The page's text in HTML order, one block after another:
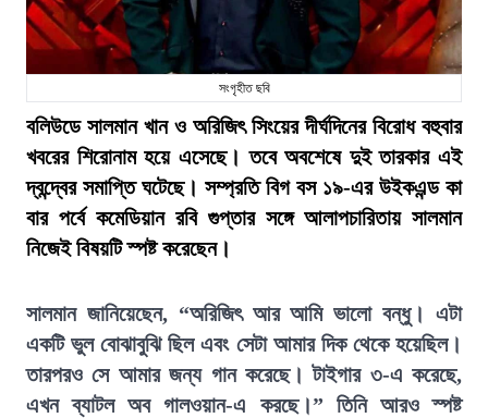
সংগৃহীত ছবি
বলিউডে সালমান খান ও অরিজিৎ সিংয়ের দীর্ঘদিনের বিরোধ বহুবার
খবরের শিরোনাম হয়ে এসেছে। তবে অবশেষে দুই তারকার এই
দ্বন্দ্বের সমাপ্তি ঘটেছে। সম্প্রতি বিগ বস ১৯-এর উইকএন্ড কা
বার পর্বে কমেডিয়ান রবি গুপ্তার সঙ্গে আলাপচারিতায় সালমান
নিজেই বিষয়টি স্পষ্ট করেছেন।
সালমান জানিয়েছেন, “অরিজিৎ আর আমি ভালো বন্ধু। এটা
একটি ভুল বোঝাবুঝি ছিল এবং সেটা আমার দিক থেকে হয়েছিল।
তারপরও সে আমার জন্য গান করেছে। টাইগার ৩-এ করেছে,
এখন ব্যাটল অব গালওয়ান-এ করছে।” তিনি আরও স্পষ্ট